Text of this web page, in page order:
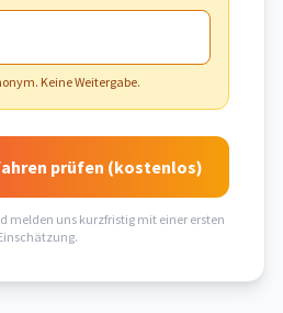
Keine Weitergabe.
prüfen (kostenlos)
melden uns kurzfristig mit einer ersten